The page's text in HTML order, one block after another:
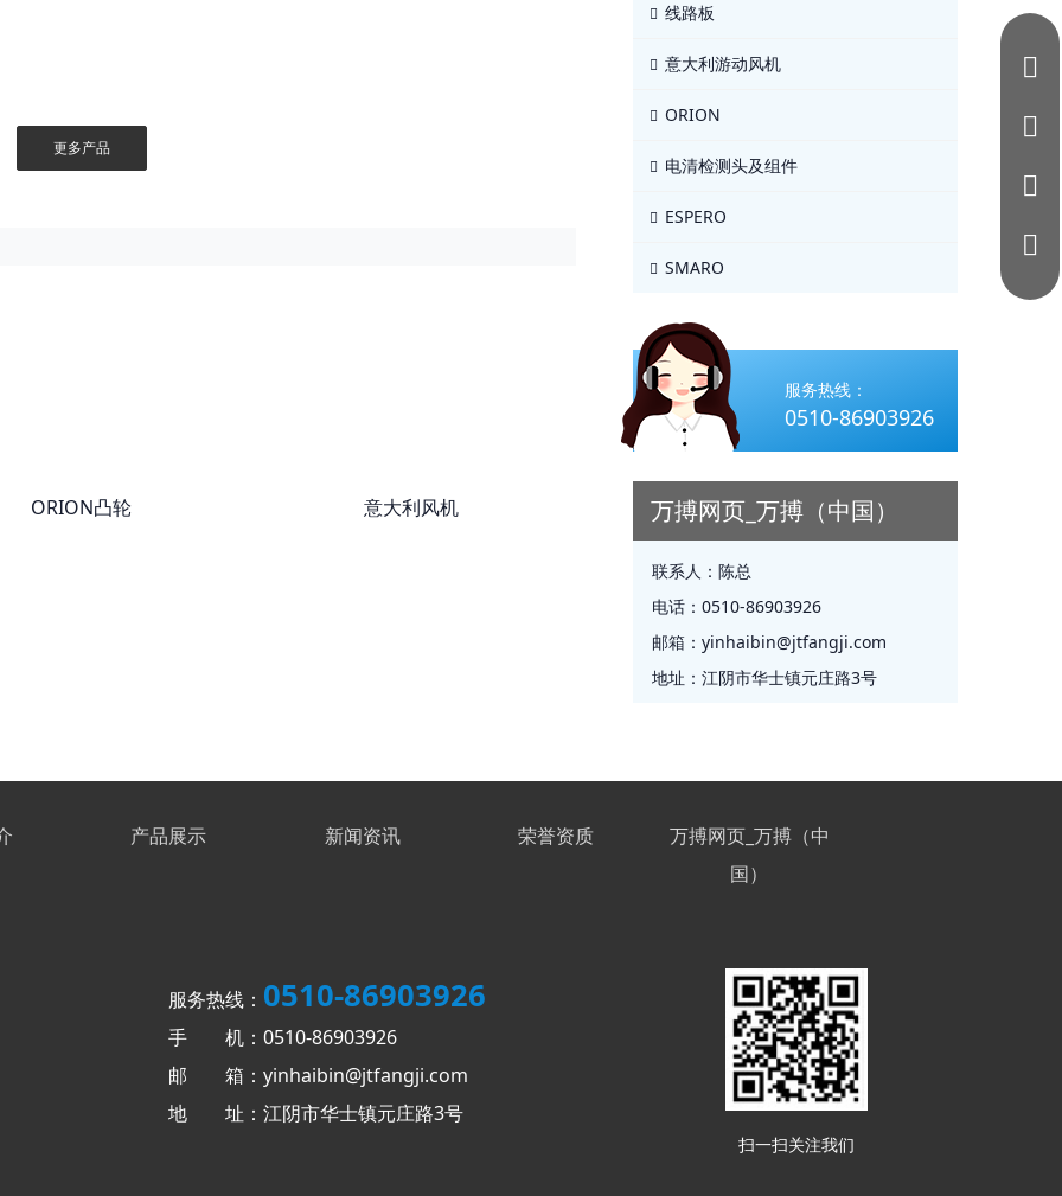
更多产品
ORION凸轮 意大利风机
线路板
意大利游动风机
ORION
电清检测头及组件
ESPERO
SMARO
服务热线：
0510-86903926
万搏网页_万搏（中国）
联系人： 陈总
电话： 0510-86903926
邮箱： yinhaibin@jtfangji.com
地址： 江阴市华士镇元庄路3号
产品展示 新闻资讯 荣誉资质
万搏网页_万搏（中
国）
服务热线： 0510-86903926
手 机：0510-86903926
邮 箱：yinhaibin@jtfangji.com
地 址：江阴市华士镇元庄路3号
扫一扫关注我们